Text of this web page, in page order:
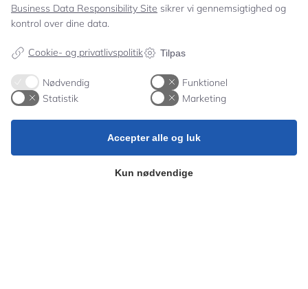
OmSORGsplan
Selvevaluering
Karaktergennemsnit & overgangsfrekvens
Business Data Responsibility Site sikrer vi gennemsigtighed og
kontrol over dine data.
Cookie- og privatlivspolitik Tilpas
Nødvendig
Funktionel
Statistik
Marketing
Kun nødvendige
Accepter alle og luk